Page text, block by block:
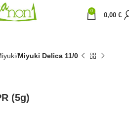
0
0,00 €
Miyuki Delica 11/0
(5g)